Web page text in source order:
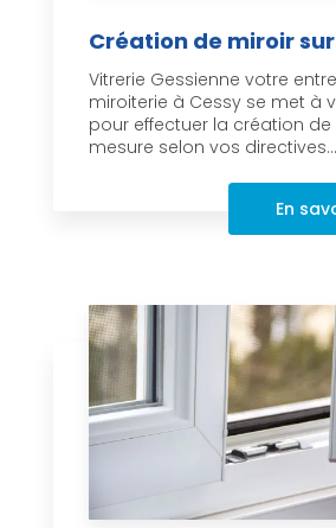
Création de miroir
Vitrerie Gessienne votre
miroiterie à Cessy se met à
pour effectuer la création de
mesure selon vos directives...
En